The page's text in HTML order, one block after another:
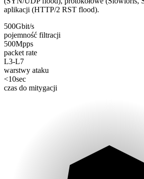
aplikacji (HTTP/2 RST flood).
500Gbit/s
pojemność filtracji
500Mpps
packet rate
L3-L7
warstwy ataku
<10sec
czas do mitygacji